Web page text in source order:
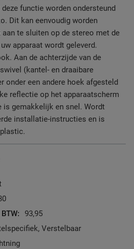
deze functie worden ondersteund
Dit kan eenvoudig worden
te sluiten op de stereo met de
apparaat wordt geleverd.
Aan de achterzijde van de
(kantel- en draaibare
onder een andere hoek afgesteld
reflectie op het apparaatscherm
is gemakkelijk en snel. Wordt
installatie-instructies en is
93,95
Verstelbaar